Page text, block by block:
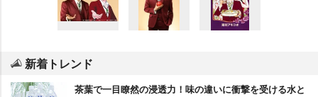
新着トレンド
茶葉で一目瞭然の浸透力！味の違いに衝撃を受ける水と